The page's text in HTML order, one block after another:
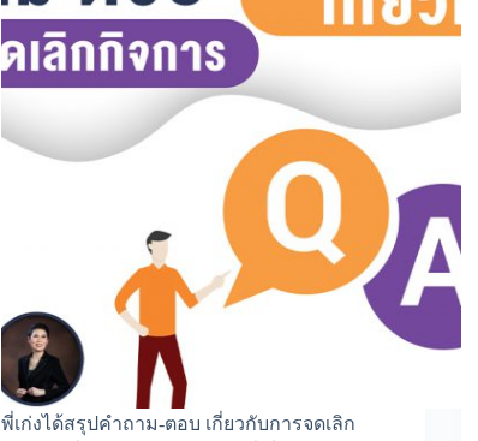
พี่เก่งได้สรุปคำถาม-ตอบ เกี่ยวกับการจดเลิก